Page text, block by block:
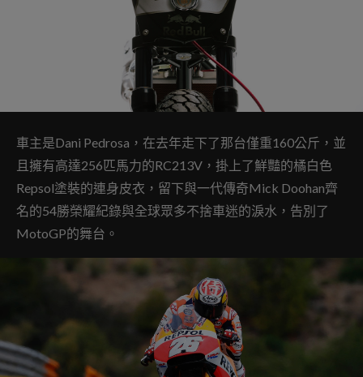
車主是Dani Pedrosa，在去年走下了那台僅重160公斤，並
且擁有高達256匹馬力的RC213V，掛上了鮮豔的橘白色
Repsol塗裝的連身皮衣，留下與一代傳奇Mick Doohan齊
名的54勝榮耀紀錄與全球眾多不捨車迷的淚水，告別了
MotoGP的舞台。